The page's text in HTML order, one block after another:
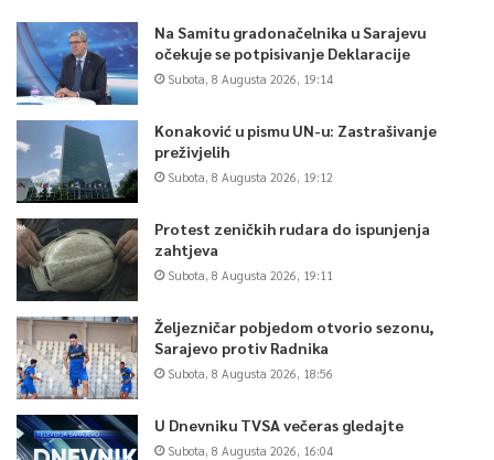
Na Samitu gradonačelnika u Sarajevu
očekuje se potpisivanje Deklaracije
Subota, 8 Augusta 2026, 19:14
Konaković u pismu UN-u: Zastrašivanje
preživjelih
Subota, 8 Augusta 2026, 19:12
Protest zeničkih rudara do ispunjenja
zahtjeva
Subota, 8 Augusta 2026, 19:11
Željezničar pobjedom otvorio sezonu,
Sarajevo protiv Radnika
Subota, 8 Augusta 2026, 18:56
U Dnevniku TVSA večeras gledajte
Subota, 8 Augusta 2026, 16:04